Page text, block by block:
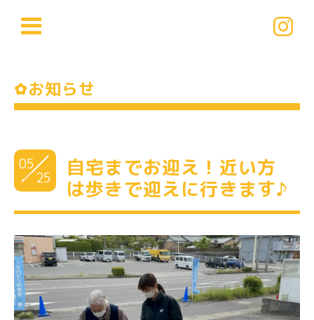
✿お知らせ
05
25
自宅までお迎え！近い方
は歩きで迎えに行きます♪